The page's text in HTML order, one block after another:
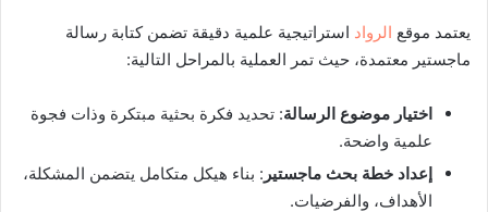
يعتمد موقع الرواد استراتيجية علمية دقيقة تضمن كتابة رسالة
ماجستير معتمدة، حيث تمر العملية بالمراحل التالية:
اختيار موضوع الرسالة: تحديد فكرة بحثية مبتكرة وذات فجوة
علمية واضحة.
إعداد خطة بحث ماجستير : بناء هيكل متكامل يتضمن المشكلة،
الأهداف، والفرضيات.